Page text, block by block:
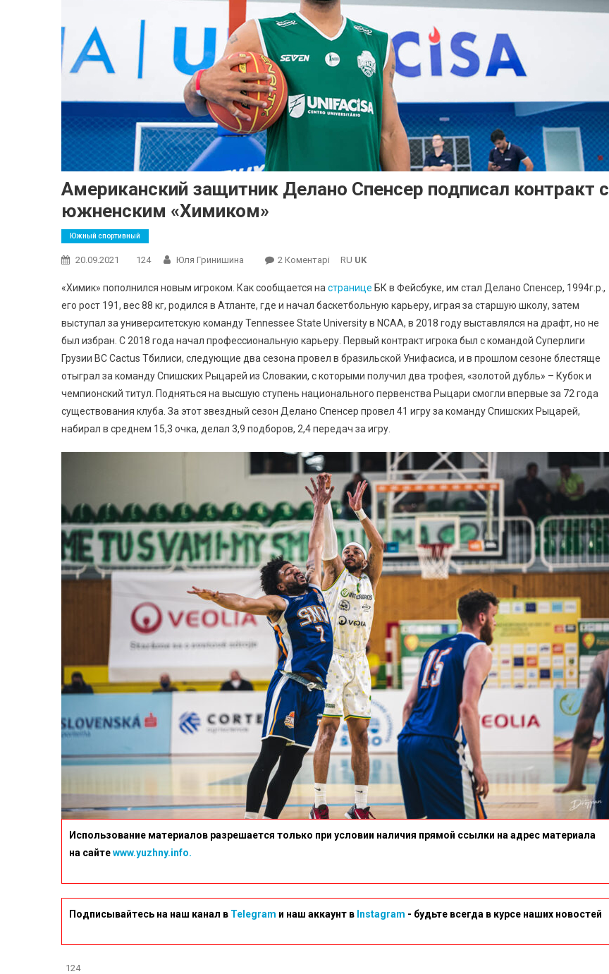
Американский защитник Делано Спенсер подписал контракт с
южненским «Химиком»
Южный спортивный
20.09.2021 124 Юля Гринишина 2 Коментарі До
Защитник
Делано
Спенсер
Подписал
Контракт
С
Южненским
RU UK
«Химик» пополнился новым игроком. Как сообщается на странице БК в Фейсбуке, им стал Делано Спенсер, 1994г.р.,
его рост 191, вес 88 кг, родился в Атланте, где и начал баскетбольную карьеру, играя за старшую школу, затем
выступал за университетскую команду Tennessee State University в NCAA, в 2018 году выставлялся на драфт, но не
был избран. С 2018 года начал профессиональную карьеру. Первый контракт игрока был с командой Суперлиги
Грузии BC Cactus Тбилиси, следующие два сезона провел в бразильской Унифасиса, и в прошлом сезоне блестяще
отыграл за команду Спишских Рыцарей из Словакии, с которыми получил два трофея, «золотой дубль» – Кубок и
чемпионский титул. Подняться на высшую ступень национального первенства Рыцари смогли впервые за 72 года
существования клуба. За этот звездный сезон Делано Спенсер провел 41 игру за команду Спишских Рыцарей,
набирал в среднем 15,3 очка, делал 3,9 подборов, 2,4 передач за игру.
Использование материалов разрешается только при условии наличия прямой ссылки на адрес материала
на сайтеwww.yuzhny.info.
Подписывайтесь на наш канал в Telegram и наш аккаунт в Instagram - будьте всегда в курсе наших новостей
124